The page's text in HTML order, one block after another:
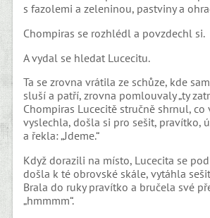
s fazolemi a zeleninou, pastviny a
Chompiras se rozhlédl a povzdechl si.
A vydal se hledat Lucecitu.
Ta se zrovna vrátila ze schůze, kde
sluší a patří, zrovna pomlouvaly „ty
Chompiras Lucecitě stručně shrnul, co
vyslechla, došla si pro sešit, pravítko,
a řekla: „Jdeme.“
Když dorazili na místo, Lucecita se
došla k té obrovské skále, vytáhla
Brala do ruky pravítko a bručela své
„hmmmm“.